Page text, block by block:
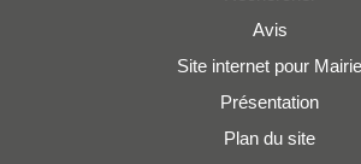
Avis
Site internet pour Mairie
Présentation
Plan du site